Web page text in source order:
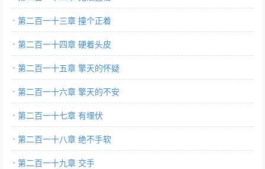
第二百一十三章 撞个正着
第二百一十四章 硬着头皮
第二百一十五章 擎天的怀疑
第二百一十六章 擎天的不安
第二百一十七章 有埋伏
第二百一十八章 绝不手软
第二百一十九章 交手